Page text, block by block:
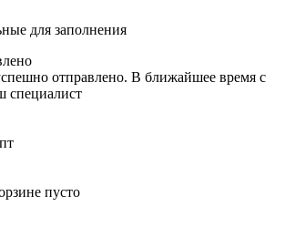
для заполнения
отправлено. В ближайшее время с
специалист
пусто